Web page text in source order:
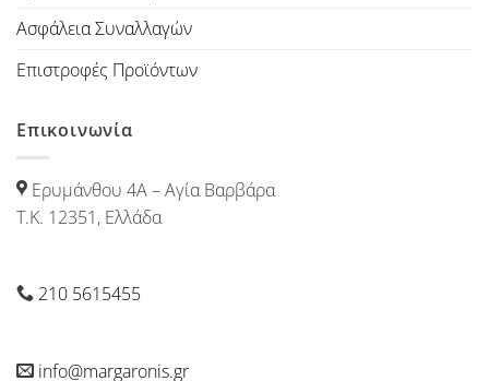
Ασφάλεια Συναλλαγών
Επιστροφές Προϊόντων
Επικοινωνία
Ερυμάνθου 4Α – Αγία Βαρβάρα
Τ.Κ. 12351, Ελλάδα
210 5615455
info@margaronis.gr